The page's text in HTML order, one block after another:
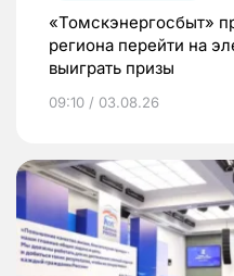
«Томскэнергосбыт»
региона перейти на
выиграть призы
09:10 / 03.08.26